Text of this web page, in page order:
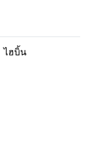
ไฮบิ้น